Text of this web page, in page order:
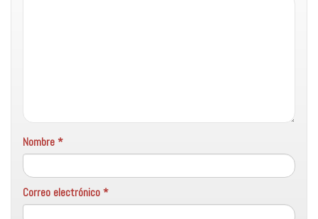
Nombre *
Correo electrónico *